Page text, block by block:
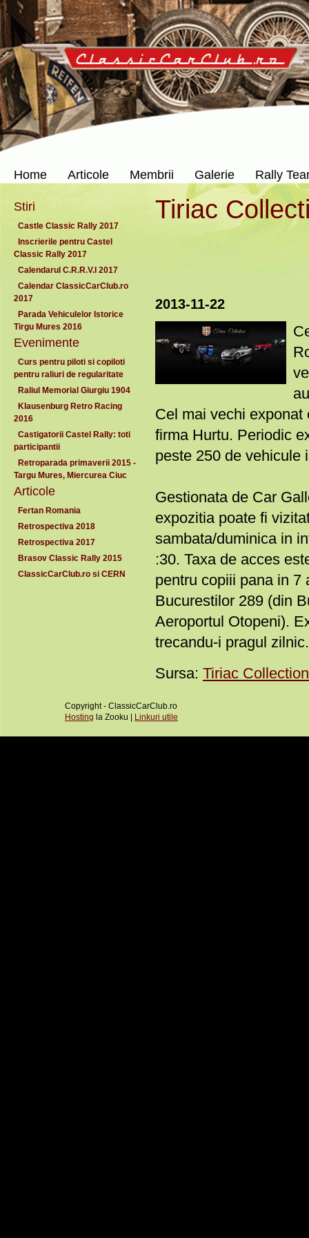
Home Articole Membrii Galerie Rally
Stiri
Castle Classic Rally 2017
Inscrierile pentru Castel
Classic Rally 2017
Calendarul C.R.R.V.I 2017
Calendar ClassicCarClub.ro
2017
Parada Vehiculelor Istorice
Tirgu Mures 2016
Evenimente
Curs pentru piloti si copiloti
pentru raliuri de regularitate
Raliul Memorial Giurgiu 1904
Klausenburg Retro Racing
2016
Castigatorii Castel Rally: toti
participantii
Retroparada primaverii 2015 -
Targu Mures, Miercurea Ciuc
Articole
Fertan Romania
Retrospectiva 2018
Retrospectiva 2017
Brasov Classic Rally 2015
ClassicCarClub.ro si CERN
Tiriac
2013-11-22
Cel mai vechi
firma Hurtu. Periodic
peste 250 de vehicule
Gestionata de Car
expozitia poate fi
sambata/duminica in
:30. Taxa de acces
pentru copiii pana in 7
Bucurestilor 289 (din
Aeroportul Otopeni).
trecandu-i pragul zilnic.
Sursa: Tiriac Collection
Copyright - ClassicCarClub.ro
Hosting la Zooku | Linkuri utile